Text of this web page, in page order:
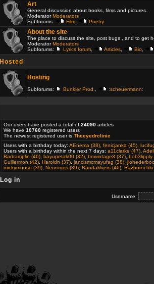
Art
General discussion about books, films and pictures.
ModeratorModerators
Subforums:
Film Poetry
About the site
The place to discuss the site, post bugs , and to get
ModeratorModerators
Subforums:
Lyrics forum Articles Bio
Hosted
Hosting
Subforums: Bunkier Prod. :scheuermann:
Our users have posted a total of 24090 articles
We have 10760 registered users
The newest registered user is Theeyedrclinic
Users with a birthday today: AEnema (38) fenicjanka (45)
Users with a birthday within the next 7 days: a11clarke (47)
Barbarriplin (46) bayupetak00 (32) bmvintage3 (37) bob3lipply
Guillermon (42) Haroldn (37) jancismcmayufag (38)
mickymouse (39) Neurones (39) Randaklvers (46) Razborochki
Log in
Username: